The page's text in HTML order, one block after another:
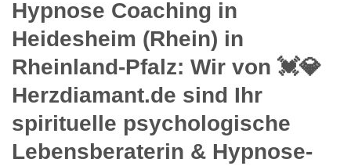
Hypnose Coaching in
Heidesheim (Rhein) in
Rheinland-Pfalz: Wir von 💓️💎
Herzdiamant.de sind Ihr
spirituelle psychologische
Lebensberaterin & Hypnose-